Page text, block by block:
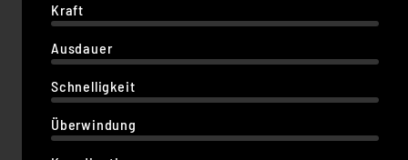
Kraft
Ausdauer
Schnelligkeit
Überwindung